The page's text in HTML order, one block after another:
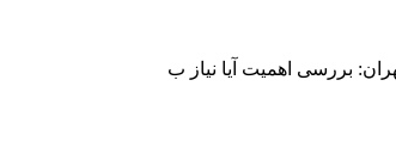
بررسی اهمیت آیا نیاز ب